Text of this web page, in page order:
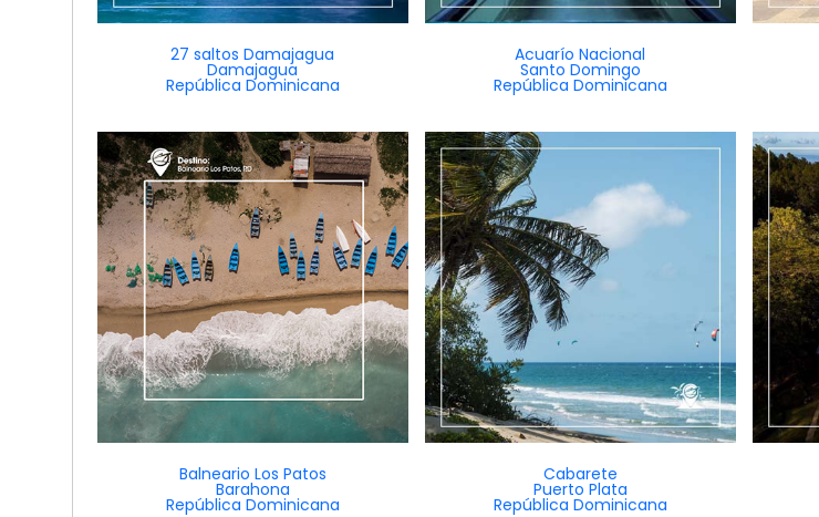
27 saltos Damajagua
Damajagua
República Dominicana
Acuarío Nacional
Santo Domingo
República Dominicana
Balneario Los Patos
Barahona
República Dominicana
Cabarete
Puerto Plata
República Dominicana